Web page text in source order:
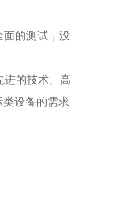
面的测试，没
进的技术、高
设备的需求